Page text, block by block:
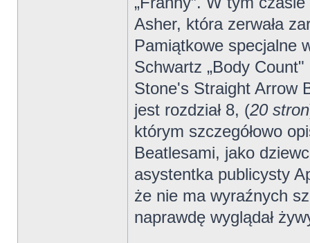
Asher, która zerwała
Pamiątkowe specjalne
Schwartz „Body
Stone's Straight Arrow
jest rozdział 8, (20 stron
którym szczegółowo
Beatlesami, jako
asystentka publicysty
że nie ma wyraźnych
naprawdę wyglądał